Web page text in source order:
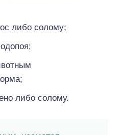
либо солому;
либо солому.